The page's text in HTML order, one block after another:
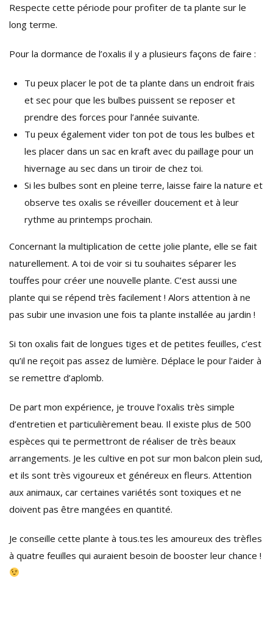
Respecte cette période pour profiter de ta plante sur le
long terme.
Pour la dormance de l’oxalis il y a plusieurs façons de faire :
Tu peux placer le pot de ta plante dans un endroit frais
et sec pour que les bulbes puissent se reposer et
prendre des forces pour l’année suivante.
Tu peux également vider ton pot de tous les bulbes et
les placer dans un sac en kraft avec du paillage pour un
hivernage au sec dans un tiroir de chez toi.
Si les bulbes sont en pleine terre, laisse faire la nature et
observe tes oxalis se réveiller doucement et à leur
rythme au printemps prochain.
Concernant la multiplication de cette jolie plante, elle se fait
naturellement. A toi de voir si tu souhaites séparer les
touffes pour créer une nouvelle plante. C’est aussi une
plante qui se répend très facilement ! Alors attention à ne
pas subir une invasion une fois ta plante installée au jardin !
Si ton oxalis fait de longues tiges et de petites feuilles, c’est
qu’il ne reçoit pas assez de lumière. Déplace le pour l’aider à
se remettre d’aplomb.
De part mon expérience, je trouve l’oxalis très simple
d’entretien et particulièrement beau. Il existe plus de 500
espèces qui te permettront de réaliser de très beaux
arrangements. Je les cultive en pot sur mon balcon plein sud,
et ils sont très vigoureux et généreux en fleurs. Attention
aux animaux, car certaines variétés sont toxiques et ne
doivent pas être mangées en quantité.
Je conseille cette plante à tous.tes les amoureux des trèfles
à quatre feuilles qui auraient besoin de booster leur chance !